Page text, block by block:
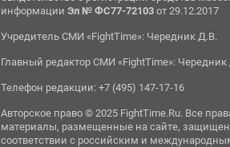
информацииЭл № ФС77-72103 от 29.12.2017
Учредитель СМИ «FightTime»: Чередник Д.В.
Главный редактор СМИ «FightTime»: Чередник
Телефон редакции: +7 (495) 147-17-16
Авторское право © 2025 FightTime.Ru. Все
материалы, размещенные на сайте,
соответствии с российским и